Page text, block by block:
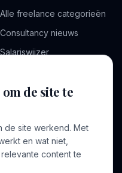
Alle freelance categorieën
Consultancy nieuws
Salariswijzer
Profiel aanmaken
de site te
de site werkend. Met
en wat niet,
content te